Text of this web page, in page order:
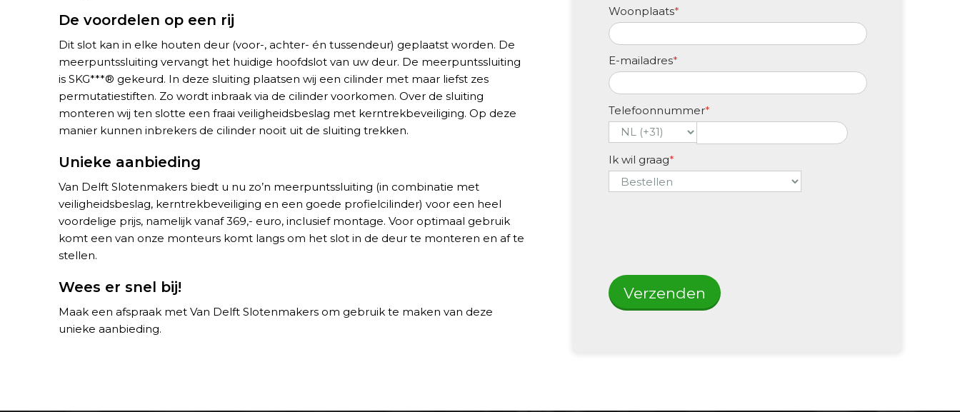
De voordelen op een rij
Dit slot kan in elke houten deur (voor-, achter- én tussendeur) geplaatst worden. De
meerpuntssluiting vervangt het huidige hoofdslot van uw deur. De meerpuntssluiting
is SKG***® gekeurd. In deze sluiting plaatsen wij een cilinder met maar liefst zes
permutatiestiften. Zo wordt inbraak via de cilinder voorkomen. Over de sluiting
monteren wij ten slotte een fraai veiligheidsbeslag met kerntrekbeveiliging. Op deze
manier kunnen inbrekers de cilinder nooit uit de sluiting trekken.
Unieke aanbieding
Van Delft Slotenmakers biedt u nu zo’n meerpuntssluiting (in combinatie met
veiligheidsbeslag, kerntrekbeveiliging en een goede profielcilinder) voor een heel
voordelige prijs, namelijk vanaf 369,- euro, inclusief montage. Voor optimaal gebruik
komt een van onze monteurs komt langs om het slot in de deur te monteren en af te
stellen.
Wees er snel bij!
Maak een afspraak met Van Delft Slotenmakers om gebruik te maken van deze
unieke aanbieding.
Woonplaats*
E-mailadres*
Telefoonnummer*
Ik wil graag*
Verzenden